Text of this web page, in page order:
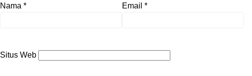
Nama * Email *
Situs Web